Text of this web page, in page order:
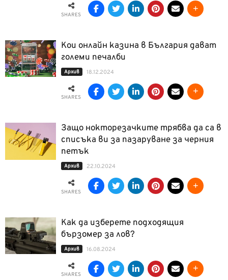
SHARES
Кои онлайн казина в България дават
големи печалби
Архив 18.12.2024
SHARES
Защо нокторезачките трябва да са в
списъка ви за пазаруване за черния
петък
Архив 22.10.2024
SHARES
Как да изберете подходящия
бързомер за лов?
Архив 16.08.2024
SHARES